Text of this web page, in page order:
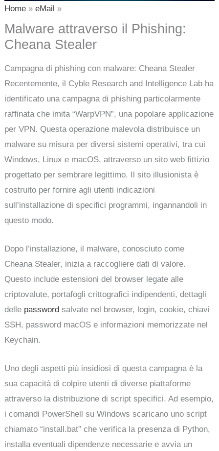
Home eMail
Malware attraverso il Phishing:
Cheana Stealer
Campagna di phishing con malware: Cheana Stealer
Recentemente, il Cyble Research and Intelligence Lab ha
identificato una campagna di phishing particolarmente
raffinata che imita “WarpVPN”, una popolare applicazione
per VPN. Questa operazione malevola distribuisce un
malware su misura per diversi sistemi operativi, tra cui
Windows, Linux e macOS, attraverso un sito web fittizio
progettato per sembrare legittimo. Il sito illusionista è
costruito per fornire agli utenti indicazioni
sull’installazione di specifici programmi, ingannandoli in
questo modo.
Dopo l’installazione, il malware, conosciuto come
Cheana Stealer, inizia a raccogliere dati di valore.
Questo include estensioni del browser legate alle
criptovalute, portafogli crittografici indipendenti, dettagli
delle password salvate nel browser, login, cookie, chiavi
SSH, password macOS e informazioni memorizzate nel
Keychain.
Uno degli aspetti più insidiosi di questa campagna è la
sua capacità di colpire utenti di diverse piattaforme
attraverso la distribuzione di script specifici. Ad esempio,
i comandi PowerShell su Windows scaricano uno script
chiamato “install.bat” che verifica la presenza di Python,
installa eventuali dipendenze necessarie e avvia un